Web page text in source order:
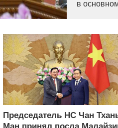
в
Председатель НС Чан